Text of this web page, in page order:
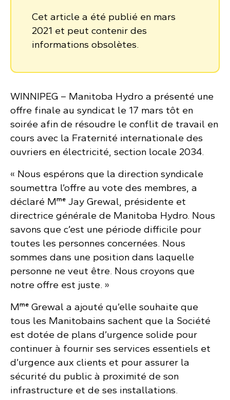
Cet article a été publié en mars
2021 et peut contenir des
informations obsolètes.
WINNIPEG – Manitoba Hydro a présenté une
offre finale au syndicat le 17 mars tôt en
soirée afin de résoudre le conflit de travail en
cours avec la Fraternité internationale des
ouvriers en électricité, section locale 2034.
« Nous espérons que la direction syndicale
soumettra l’offre au vote des membres, a
déclaré Mme Jay Grewal, présidente et
directrice générale de Manitoba Hydro. Nous
savons que c’est une période difficile pour
toutes les personnes concernées. Nous
sommes dans une position dans laquelle
personne ne veut être. Nous croyons que
notre offre est juste. »
Mme Grewal a ajouté qu’elle souhaite que
tous les Manitobains sachent que la Société
est dotée de plans d’urgence solide pour
continuer à fournir ses services essentiels et
d’urgence aux clients et pour assurer la
sécurité du public à proximité de son
infrastructure et de ses installations.